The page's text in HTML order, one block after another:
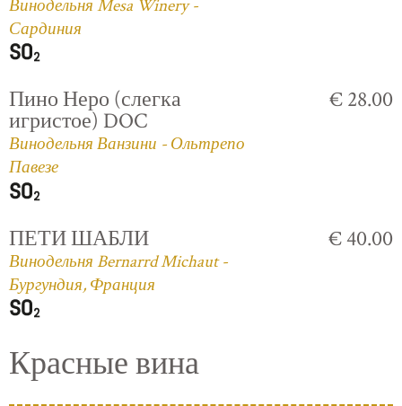
Винодельня Mesa Winery -
Сардиния
Пино Неро (слегка
игристое) DOC
Винодельня Ванзини - Ольтрепо
Павезе
€ 28.00
ПЕТИ ШАБЛИ
Винодельня Bernarrd Michaut -
Бургундия, Франция
€ 40.00
Красные вина